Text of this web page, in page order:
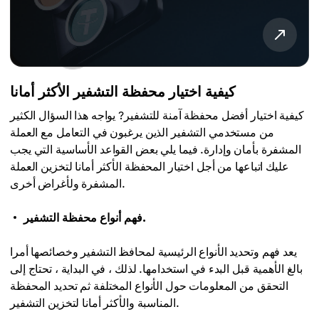
كيفية اختيار محفظة التشفير الأكثر أمانا
كيفية اختيار أفضل محفظة آمنة للتشفير? يواجه هذا السؤال الكثير
من مستخدمي التشفير الذين يرغبون في التعامل مع العملة
المشفرة بأمان وإدارة. فيما يلي بعض القواعد الأساسية التي يجب
عليك اتباعها من أجل اختيار المحفظة الأكثر أمانا لتخزين العملة
المشفرة ولأغراض أخرى.
فهم أنواع محفظة التشفير.
يعد فهم وتحديد الأنواع الرئيسية لمحافظ التشفير وخصائصها أمرا
بالغ الأهمية قبل البدء في استخدامها. لذلك ، في البداية ، تحتاج إلى
التحقق من المعلومات حول الأنواع المختلفة ثم تحديد المحفظة
المناسبة والأكثر أمانا لتخزين التشفير.